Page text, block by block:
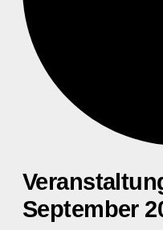
September